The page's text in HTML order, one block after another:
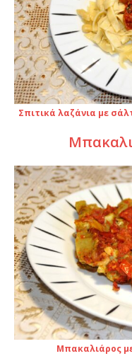
Σπιτικά λαζάνια με
Μπακαλιάρος